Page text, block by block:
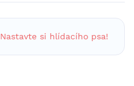
Nastavte si hlídacího psa!